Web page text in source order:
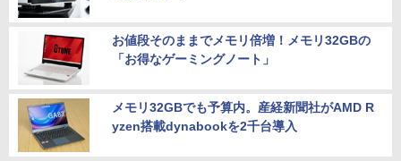
お値段そのままでメモリ倍増！メモリ32GBの
「お得なゲーミングノート」
メモリ32GBでも予算内。産経新聞社がAMD R
yzen搭載dynabookを2千台導入